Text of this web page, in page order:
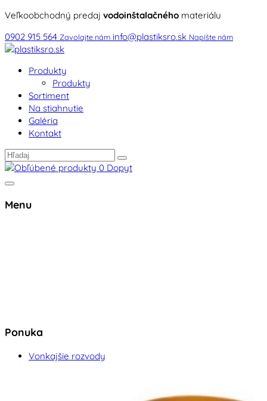
Veľkoobchodný predaj vodoinštalačného materiálu
0902 915 564 Zavolajte nám info@plastiksro.sk Napíšte nám
Produkty
Produkty
Sortiment
Na stiahnutie
Galéria
Kontakt
0 Dopyt
Menu
Ponuka
Vonkajšie rozvody